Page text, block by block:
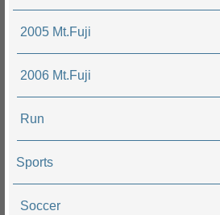
2005 Mt.Fuji
2006 Mt.Fuji
Run
Sports
Soccer